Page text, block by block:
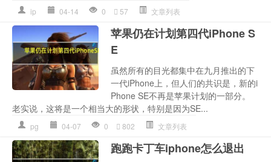
ip 04-14 0 57 文章列表
苹果仍在计划第四代iPhone S
E
虽然所有的目光都集中在九月推出的下
一代iPhone上，但人们的共识是，新的i
Phone SE不再是苹果计划的一部分。
老实说，这将是一个相当大的形状，特别是因为SE...
pg 04-07 0 802 文章列表
跑跑卡丁车iphone怎么退出